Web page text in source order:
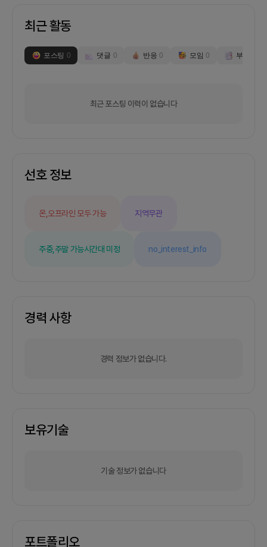
최근 활동
포스팅 0 댓글 0 반응 0 모임 0 부스
최근 포스팅 이력이 없습니다
선호 정보
온,오프라인 모두 가능 지역무관
주중,주말 가능시간대 미정 no_interest_info
경력 사항
경력 정보가 없습니다.
보유기술
기술 정보가 없습니다
포트폴리오